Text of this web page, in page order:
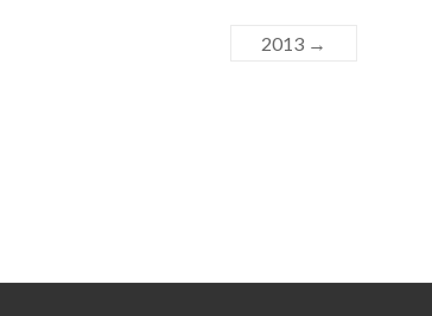
2013 →